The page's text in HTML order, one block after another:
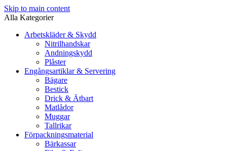
Skip to main content
Alla Kategorier
Arbetskläder & Skydd
Nitrilhandskar
Andningskydd
Plåster
Engångsartiklar & Servering
Bägare
Bestick
Drick & Ätbart
Matlådor
Muggar
Tallrikar
Förpackningsmaterial
Bärkassar